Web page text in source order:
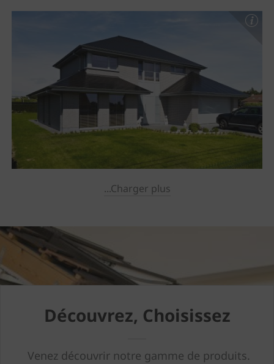
...Charger plus
Découvrez, Choisissez
Venez découvrir notre gamme de produits.